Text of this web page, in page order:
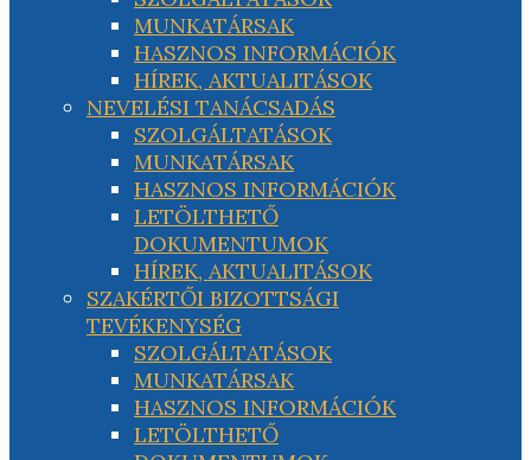
MUNKATÁRSAK
HASZNOS INFORMÁCIÓK
HÍREK, AKTUALITÁSOK
NEVELÉSI TANÁCSADÁS
SZOLGÁLTATÁSOK
MUNKATÁRSAK
HASZNOS INFORMÁCIÓK
LETÖLTHETŐ
DOKUMENTUMOK
HÍREK, AKTUALITÁSOK
SZAKÉRTŐI BIZOTTSÁGI
TEVÉKENYSÉG
SZOLGÁLTATÁSOK
MUNKATÁRSAK
HASZNOS INFORMÁCIÓK
LETÖLTHETŐ